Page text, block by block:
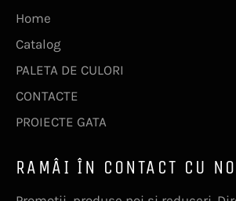
Home
Catalog
PALETA DE CULORI
CONTACTE
PROIECTE GATA
RAMÂI ÎN CONTACT CU